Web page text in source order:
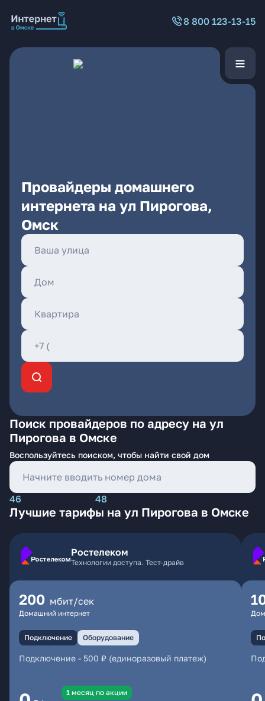
8 800 123-13-15
Провайдеры домашнего
интернета на ул Пирогова,
Омск
Поиск провайдеров по адресу на ул
Пирогова в Омске
Воспользуйтесь поиском, чтобы найти свой дом
46 48
Лучшие тарифы на ул Пирогова в Омске
Ростелеком
Технологии доступа. Тест-драйв
200 мбит/сек
Домашний интернет
Подключение Оборудование
Подключение - 500 ₽ (единоразовый платеж)
1 месяц по акции